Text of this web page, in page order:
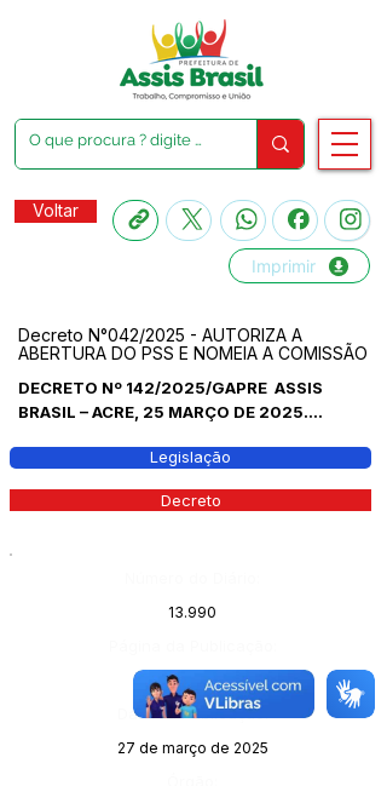
Voltar
Imprimir
Decreto N°042/2025 - AUTORIZA A
ABERTURA DO PSS E NOMEIA A COMISSÃO
DECRETO Nº 142/2025/GAPRE ASSIS
BRASIL – ACRE, 25 MARÇO DE 2025....
Legislação
Decreto
13.990
Data da Publicação:
27 de março de 2025